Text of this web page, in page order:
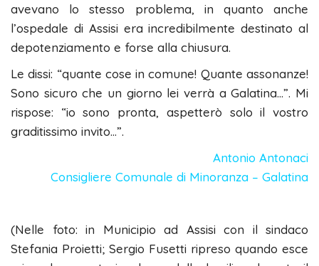
avevano lo stesso problema, in quanto anche
l’ospedale di Assisi era incredibilmente destinato al
depotenziamento e forse alla chiusura.
Le dissi: “quante cose in comune! Quante assonanze!
Sono sicuro che un giorno lei verrà a Galatina…”. Mi
rispose: “io sono pronta, aspetterò solo il vostro
graditissimo invito…”.
Antonio Antonaci
Consigliere Comunale di Minoranza – Galatina
(Nelle foto: in Municipio ad Assisi con il sindaco
Stefania Proietti; Sergio Fusetti ripreso quando esce